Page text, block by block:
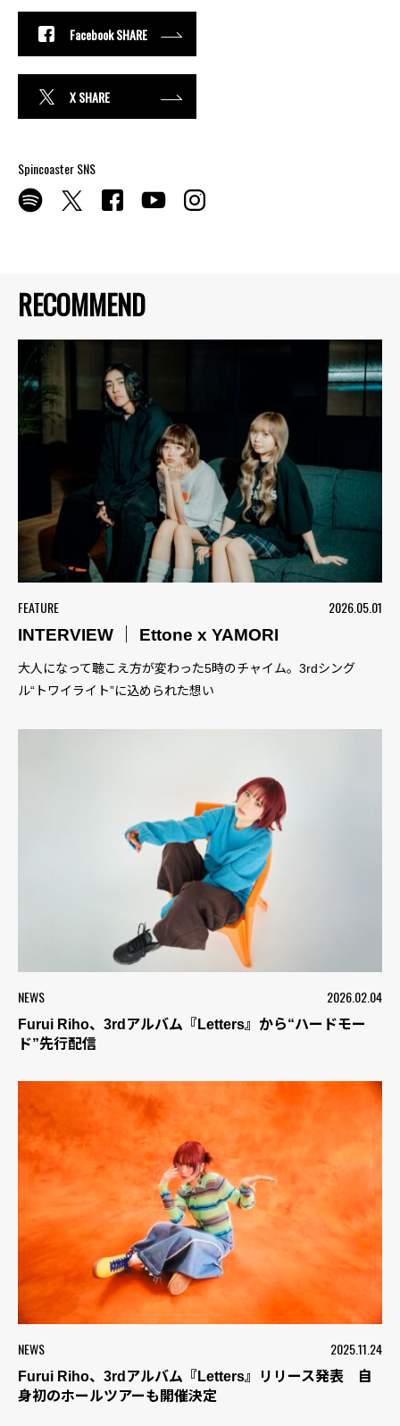
RECOMMEND
FEATURE
2026.05.01
INTERVIEW ｜ Ettone x YAMORI
大人になって聴こえ方が変わった5時のチャイム。3rdシング
ル“トワイライト”に込められた想い
NEWS 2026.02.04
Furui Riho、3rdアルバム『Letters』から“ハードモー
ド”先行配信
NEWS 2025.11.24
Furui Riho、3rdアルバム『Letters』リリース発表 自
身初のホールツアーも開催決定
Facebook SHARE
X SHARE
Spincoaster SNS